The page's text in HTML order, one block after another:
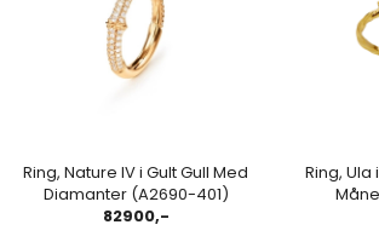
Ring, Nature IV i Gult Gull Med
Diamanter (A2690-401)
82900,-
Ring, Ula